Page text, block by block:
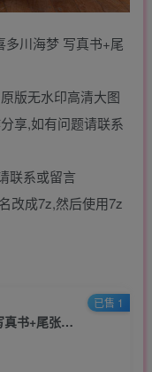
多川海梦 写真书+尾
版无水印高清大图
享,如有问题请联系
联系或留言
改成7z,然后使用7z
雨波_HaneAme Vol.427 喜多川海梦 写真书+尾张视频DLC[53P21V-684M]
已售 1